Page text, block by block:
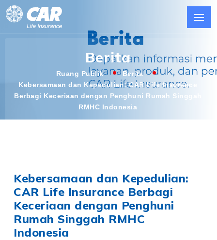
Berita
Ruang Publik
Berita
Kebersamaan dan Kepedulian: CAR Life Insurance
Berbagi Keceriaan dengan Penghuni Rumah Singgah
RMHC Indonesia
Kebersamaan dan Kepedulian:
CAR Life Insurance Berbagi
Keceriaan dengan Penghuni
Rumah Singgah RMHC
Indonesia